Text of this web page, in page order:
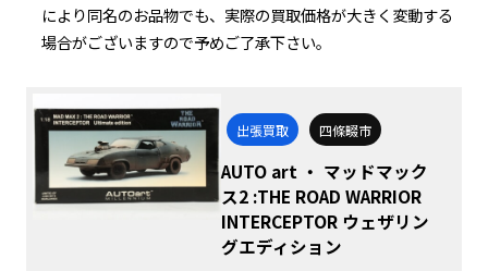
により同名のお品物でも、実際の買取価格が大きく変動する
場合がございますので予めご了承下さい。
出張買取 四條畷市
AUTO art ・ マッドマック
ス2 :THE ROAD WARRIOR
INTERCEPTOR ウェザリン
グエディション